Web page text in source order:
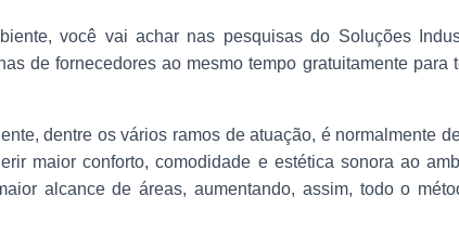
você vai achar nas pesquisas do Soluções
de fornecedores ao mesmo tempo gratuitamente para
dentre os vários ramos de atuação, é normalmente
maior conforto, comodidade e estética sonora ao
alcance de áreas, aumentando, assim, todo o